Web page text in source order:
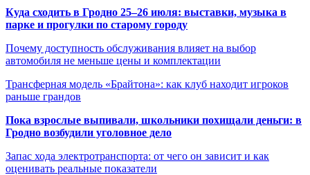
Куда сходить в Гродно 25–26 июля: выставки, музыка в
парке и прогулки по старому городу
Почему доступность обслуживания влияет на выбор
автомобиля не меньше цены и комплектации
Трансферная модель «Брайтона»: как клуб находит игроков
раньше грандов
Пока взрослые выпивали, школьники похищали деньги: в
Гродно возбудили уголовное дело
Запас хода электротранспорта: от чего он зависит и как
оценивать реальные показатели